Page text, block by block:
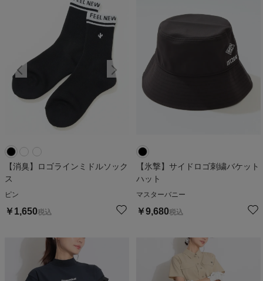
【消臭】ロゴラインミドルソック
ス
ピン
￥ 1,650税込
【氷撃】サイドロゴ刺繍バケット
ハット
マスターバニー
￥9,680税込